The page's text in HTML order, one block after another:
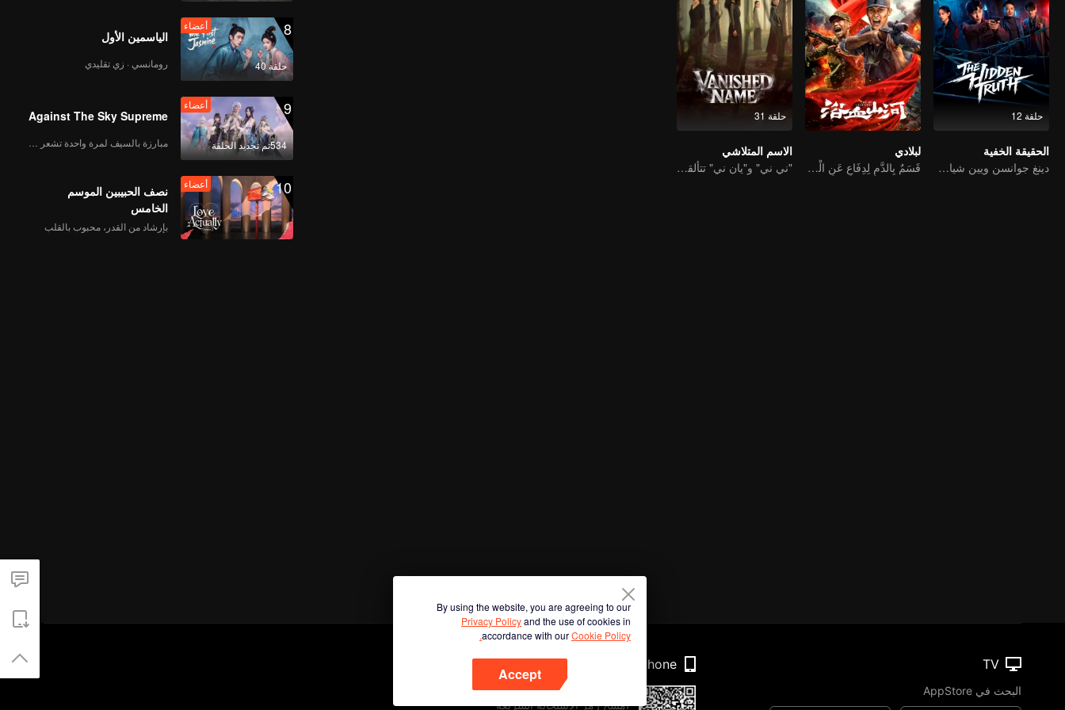
حلقة 12
الحقيقة الخفية
دينغ جوانسن ويين شياوتيان يشاركان في بطولة هذا الفيلم الإجرامي المثير الذي يدور حول قضية باردة قديمة مدفونة منذ زمن طويل.
لبلادي
قَسَمٌ بِالدَّمِ لِدِفَاعِ عَنِ الْوَطَنِ
حلقة 31
الاسم المتلاشي
"ني ني" و"يان ني" تتألقان في دراما تشويق تقودها بطلات من النساء
8
حلقة 40
أعضاء
الياسمين الأول
رومانسي · زي تقليدي
9
534تم تجديد الحلقة
أعضاء
Against The Sky Supreme
10 أعضاء
نصف الحبيبين الموسم
الخامس
بإرشاد من القدر، محبوب بالقلب
By using the website, you are agreeing to our
Privacy Policyand the use of cookies in
accordance with ourCookie Policy.
Accept
TV
البحث في AppStore
Phone
امسح رمز الاستجابة السريعة